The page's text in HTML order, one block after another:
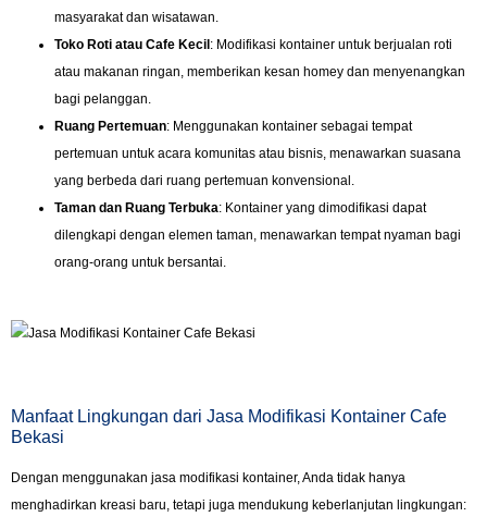
masyarakat dan wisatawan.
Toko Roti atau Cafe Kecil : Modifikasi kontainer untuk berjualan roti
atau makanan ringan, memberikan kesan homey dan menyenangkan
bagi pelanggan.
Ruang Pertemuan: Menggunakan kontainer sebagai tempat
pertemuan untuk acara komunitas atau bisnis, menawarkan suasana
yang berbeda dari ruang pertemuan konvensional.
Taman dan Ruang Terbuka: Kontainer yang dimodifikasi dapat
dilengkapi dengan elemen taman, menawarkan tempat nyaman bagi
orang-orang untuk bersantai.
Manfaat Lingkungan dari Jasa Modifikasi Kontainer Cafe
Bekasi
Dengan menggunakan jasa modifikasi kontainer, Anda tidak hanya
menghadirkan kreasi baru, tetapi juga mendukung keberlanjutan lingkungan: